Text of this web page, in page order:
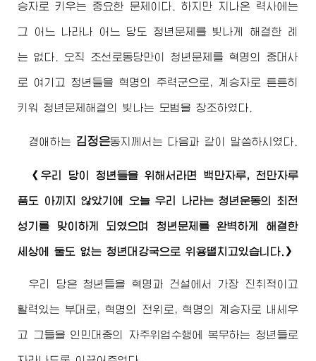
승자로 키우는 중요한 문제이다. 하지만 지나온 력사에는
그 어느 나라나 어느 당도 청년문제를 빛나게 해결한 례
는 없다. 오직 조선로동당만이 청년문제를 혁명의 중대사
로 여기고 청년들을 혁명의 주력군으로, 계승자로 튼튼히
키워 청년문제해결의 빛나는 모범을 창조하였다.
경애하는 김정은동지 께서는 다음과 같이 말씀하시였다.
《우리 당이 청년들을 위해서라면 백만자루, 천만자루
품도 아끼지 않았기에 오늘 우리 나라는 청년운동의 최전
성기를 맞이하게 되였으며 청년문제를 완벽하게 해결한
세상에 둘도 없는 청년대강국으로 위용떨치고있습니다.》
우리 당은 청년들을 혁명과 건설에서 가장 진취적이고
활력있는 부대로, 혁명의 전위로, 혁명의 계승자로 내세우
고 그들을 인민대중의 자주위업수행에 복무하는 청년들로